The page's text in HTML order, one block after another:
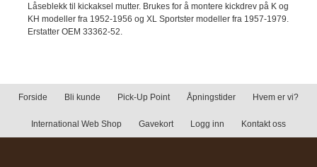
Låseblekk til kickaksel mutter. Brukes for å montere kickdrev på K og
KH modeller fra 1952-1956 og XL Sportster modeller fra 1957-1979.
Erstatter OEM 33362-52.
Forside Bli kunde Pick-Up Point Åpningstider Hvem er vi?
International Web Shop Gavekort Logg inn Kontakt oss